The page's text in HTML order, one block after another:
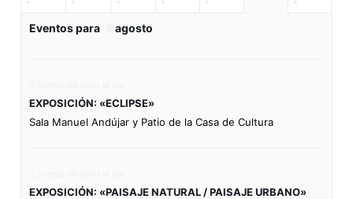
Eventos para agosto
EXPOSICIÓN: «ECLIPSE»
Sala Manuel Andújar y Patio de la Casa de Cultura
EXPOSICIÓN: «PAISAJE NATURAL / PAISAJE URBANO»